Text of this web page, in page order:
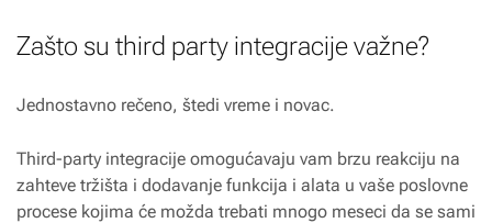
Zašto su third party integracije važne?
Jednostavno rečeno, štedi vreme i novac.
Third-party integracije omogućavaju vam brzu reakciju na
zahteve tržišta i dodavanje funkcija i alata u vaše poslovne
procese kojima će možda trebati mnogo meseci da se sami